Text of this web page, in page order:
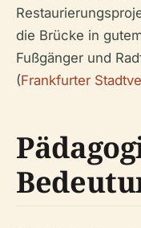
die Brücke in
Fußgänger und
(Frankfurter